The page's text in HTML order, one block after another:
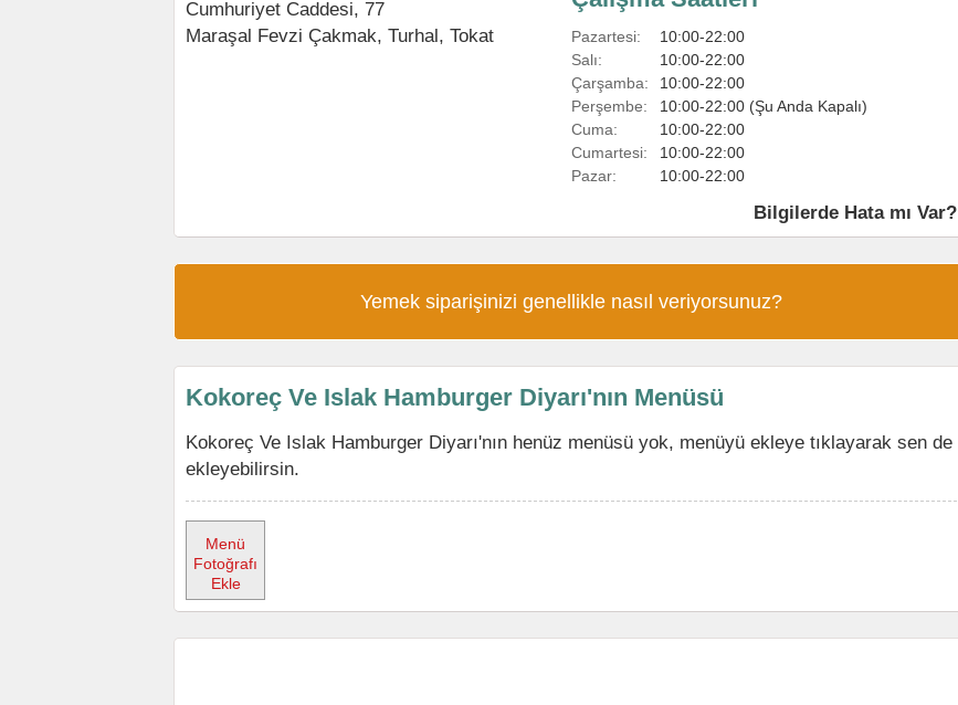
Cumhuriyet Caddesi, 77
Maraşal Fevzi Çakmak, Turhal, Tokat Pazartesi:
10:00-22:00
Salı:
10:00-22:00
Çarşamba:
10:00-22:00
Perşembe:
10:00-22:00 (Şu Anda Kapalı)
Cuma:
10:00-22:00
Cumartesi:
10:00-22:00
Pazar:
10:00-22:00
Bilgilerde Hata mı Var?
Yemek siparişinizi genellikle nasıl veriyorsunuz?
Kokoreç Ve Islak Hamburger Diyarı'nın Menüsü
Kokoreç Ve Islak Hamburger Diyarı'nın henüz menüsü yok, menüyü ekleye tıklayarak sen de
ekleyebilirsin.
Menü
Fotoğrafı
Ekle